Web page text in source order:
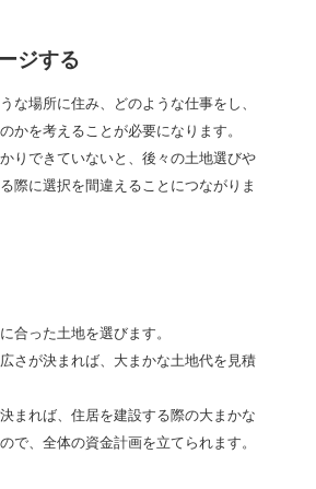
ジする
な場所に住み、どのような仕事をし、
かを考えることが必要になります。
りできていないと、後々の土地選びや
際に選択を間違えることにつながりま
合った土地を選びます。
さが決まれば、大まかな土地代を見積
まれば、住居を建設する際の大まかな
で、全体の資金計画を立てられます。